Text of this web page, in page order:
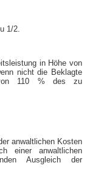
1/2.
in Höhe von
nicht die Beklagte
110 % des zu
anwaltlichen Kosten
einer anwaltlichen
Ausgleich der